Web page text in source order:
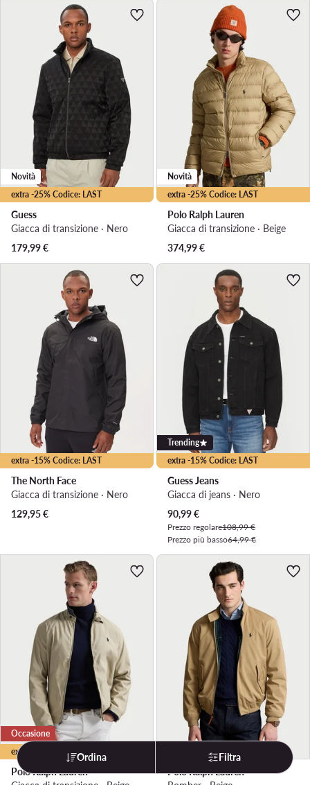
extra -25% Codice: LAST
Novità
Guess
Giacca di transizione · Nero
179,99€
extra -25% Codice: LAST
Novità
Polo Ralph Lauren
Giacca di transizione · Beige
374,99€
extra -15% Codice: LAST
The North Face
Giacca di transizione · Nero
129,95€
extra -15% Codice: LAST
Trending
Guess Jeans
Giacca di jeans · Nero
Prezzo attuale
90,99€
Prezzo regolare108,99 €
Prezzo più basso64,99 €
extra -25% Codice: LAST
Occasione
Polo Ralph Lauren
Polo Ralph Lauren
Ordina Filtra